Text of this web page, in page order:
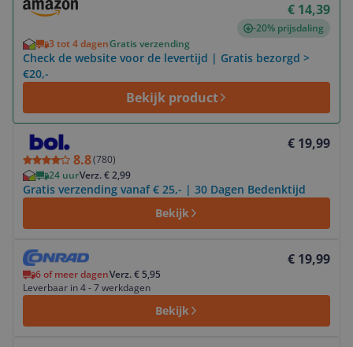
€ 14,39
-20% prijsdaling
3 tot 4 dagenGratis verzending
Check de website voor de levertijd | Gratis bezorgd >
€20,-
Bekijk product
8.8(780)
€ 19,99
24 uurVerz. € 2,99
Gratis verzending vanaf € 25,- | 30 Dagen Bedenktijd
Bekijk
Bekijk product
€ 19,99
6 of meer dagenVerz. € 5,95
Leverbaar in 4 - 7 werkdagen
Bekijk
Bekijk product